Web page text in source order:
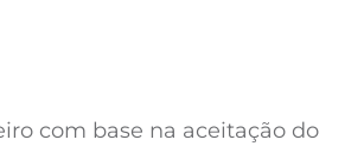
com base na aceitação do